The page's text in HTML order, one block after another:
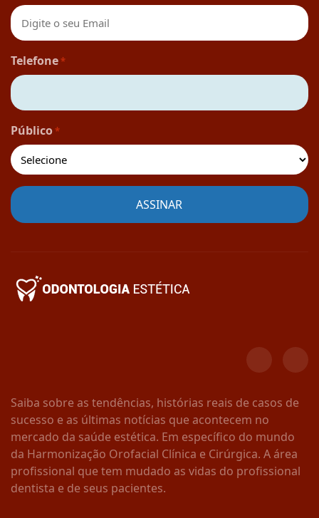
Telefone*
Público*
Saiba sobre as tendências, histórias reais de casos de
sucesso e as últimas notícias que acontecem no
mercado da saúde estética. Em específico do mundo
da Harmonização Orofacial Clínica e Cirúrgica. A área
profissional que tem mudado as vidas do profissional
dentista e de seus pacientes.